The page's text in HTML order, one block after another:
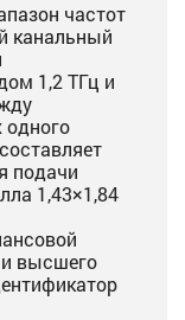
частот
канальный
1,2 ТГц и
одного
подачи
1,43×1,84
высшего